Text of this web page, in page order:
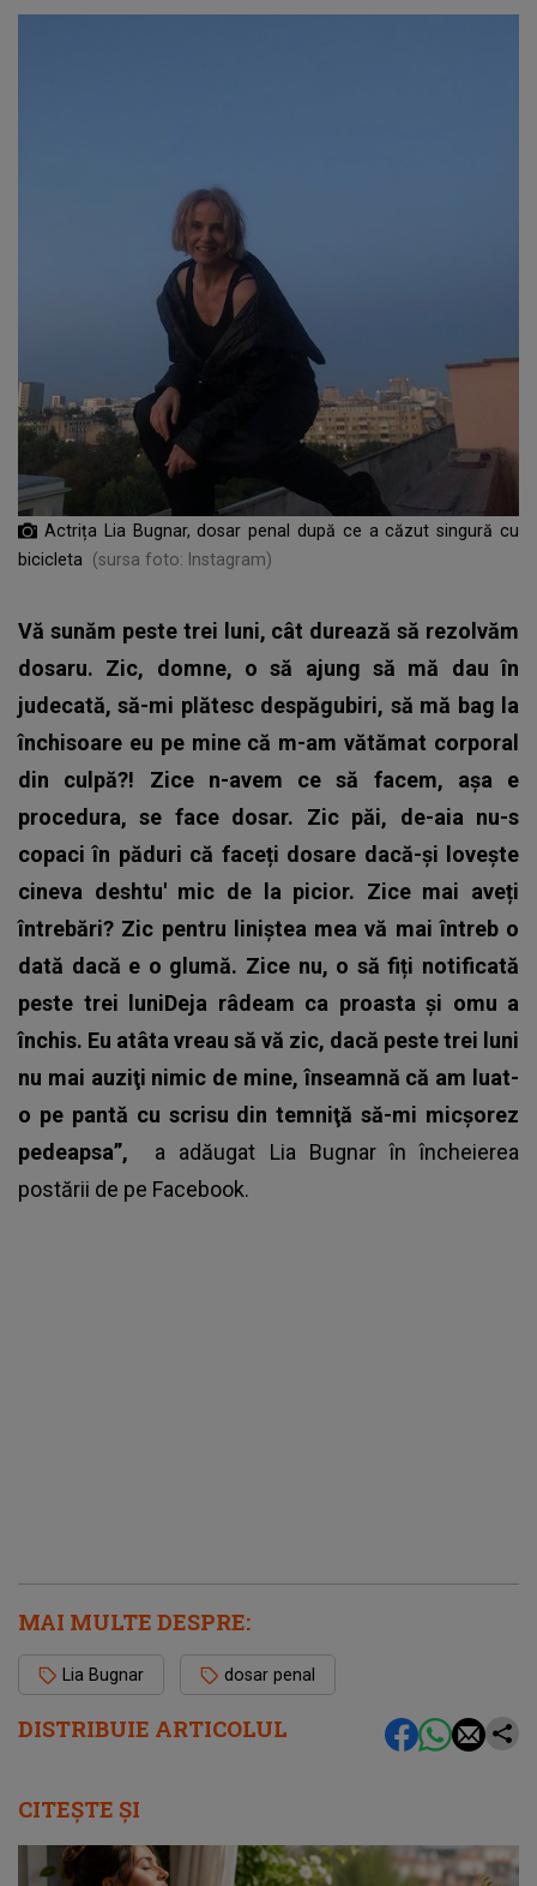
DISTRIBUIE ARTICOLUL
Actrița Lia Bugnar, dosar penal după ce a căzut singură cu
bicicleta
(sursa foto: Instagram)
Vă sunăm peste trei luni, cât durează să rezolvăm
dosaru. Zic, domne, o să ajung să mă dau în
judecată, să-mi plătesc despăgubiri, să mă bag la
închisoare eu pe mine că m-am vătămat corporal
din culpă?! Zice n-avem ce să facem, așa e
procedura, se face dosar. Zic păi, de-aia nu-s
copaci în păduri că faceți dosare dacă-și lovește
cineva deshtu' mic de la picior. Zice mai aveți
întrebări? Zic pentru liniștea mea vă mai întreb o
dată dacă e o glumă. Zice nu, o să fiți notificată
peste trei luniDeja râdeam ca proasta şi omu a
închis. Eu atâta vreau să vă zic, dacă peste trei luni
nu mai auziţi nimic de mine, înseamnă că am luat-
o pe pantă cu scrisu din temniţă să-mi micşorez
pedeapsa”,
a adăugat Lia Bugnarîn încheierea
postării de pe Facebook.
MAI MULTE DESPRE:
Lia Bugnar dosar penal
CITEȘTE ȘI